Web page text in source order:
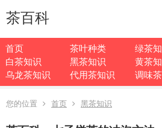
茶百科
首页 茶叶种类 绿茶
白茶知识
黑茶知识 黄茶
乌龙茶知识
代用茶知识 调味
您的位置 首页 黑茶知识